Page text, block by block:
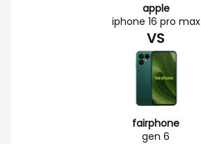
apple
iphone 16 pro max
VS
fairphone
gen 6